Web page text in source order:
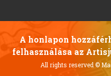
A honlapon
felhasználása az
All rights reserved©